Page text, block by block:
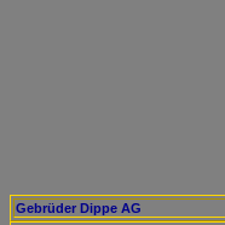
Gebrüder Dippe AG